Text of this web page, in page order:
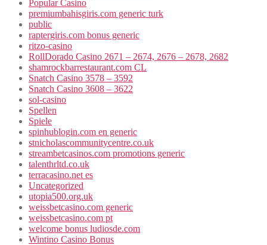
Popular Casino
premiumbahisgiris.com generic turk
public
raptergiris.com bonus generic
ritzo-casino
RollDorado Casino 2671 – 2674, 2676 – 2678, 2682
shamrockbarrestaurant.com CL
Snatch Casino 3578 – 3592
Snatch Casino 3608 – 3622
sol-casino
Spellen
Spiele
spinhublogin.com en generic
stnicholascommunitycentre.co.uk
streambetcasinos.com promotions generic
talenthrltd.co.uk
terracasino.net es
Uncategorized
utopia500.org.uk
weissbetcasino.com generic
weissbetcasino.com pt
welcome bonus ludiosde.com
Wintino Casino Bonus